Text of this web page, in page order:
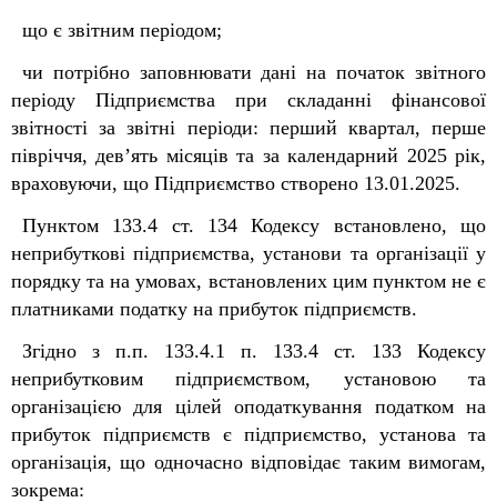
що є звітним періодом;
чи потрібно заповнювати дані на початок звітного
періоду Підприємства при складанні фінансової
звітності за звітні періоди: перший квартал, перше
півріччя, дев’ять місяців та за календарний 2025 рік,
враховуючи, що Підприємство створено 13.01.2025.
Пунктом 133.4 ст. 134 Кодексу встановлено, що
неприбуткові підприємства, установи та організації у
порядку та на умовах, встановлених цим пунктом не є
платниками податку на прибуток підприємств.
Згідно з п.п. 133.4.1 п. 133.4 ст. 133 Кодексу
неприбутковим підприємством, установою та
організацією для цілей оподаткування податком на
прибуток підприємств є підприємство, установа та
організація, що одночасно відповідає таким вимогам,
зокрема: